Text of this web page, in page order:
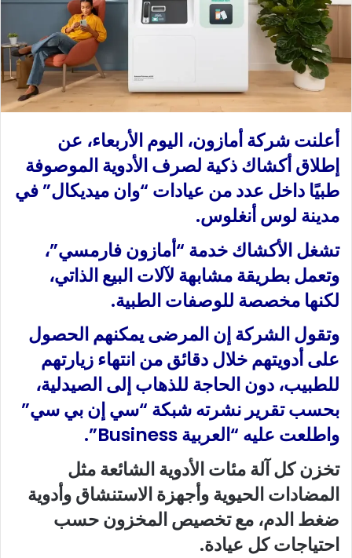
و
ن
ا
أعلنت شركة أمازون، اليوم الأربعاء، عن
إطلاق أكشاك ذكية لصرف الأدوية الموصوفة
طبيًا داخل عدد من عيادات “وان ميديكال” في
مدينة لوس أنغلوس.
تشغل الأكشاك خدمة “أمازون فارمسي”،
وتعمل بطريقة مشابهة لآلات البيع الذاتي،
لكنها مخصصة للوصفات الطبية.
وتقول الشركة إن المرضى يمكنهم الحصول
على أدويتهم خلال دقائق من انتهاء زيارتهم
للطبيب، دون الحاجة للذهاب إلى الصيدلية،
بحسب تقرير نشرته شبكة “سي إن بي سي”
واطلعت عليه “العربية Business”.
تخزن كل آلة مئات الأدوية الشائعة مثل
المضادات الحيوية وأجهزة الاستنشاق وأدوية
ضغط الدم، مع تخصيص المخزون حسب
احتياجات كل عيادة.